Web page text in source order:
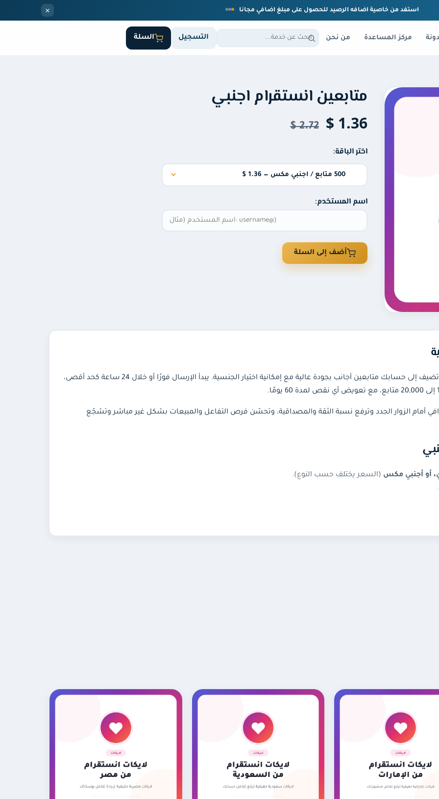
استفد من خاصية اضافه الرصيد للحصول على مبلغ اضافي مجانا ×
مركز المساعدة من نحن التسجيل السلة
متابعين انستقرام اجنبي
1.36 $
2.72 $
اختر الباقة:
اسم المستخدم:
أضف إلى السلة
تضيف إلى حسابك متابعين أجانب بجودة عالية مع إمكانية اختيار الجنسية. يبدأ الإرسال فورًا أو خلال 24 ساعة كحد أقصى،
أمام الزوار الجدد وترفع نسبة الثقة والمصداقية، وتحسّن فرص التفاعل والمبيعات بشكل غير مباشر وتشجّع
أو أجنبي مكس (السعر يختلف حسب النوع).
الطلب الحالي.
أجنبي؟
المحتملين بحسابك، فتظهر بمظهر احترافي يرفع المصداقية ويحسّن فرص التفاعل والمبيعات بشكل غير مباشر، كما
ضمان؟